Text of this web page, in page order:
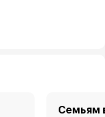
Семьям